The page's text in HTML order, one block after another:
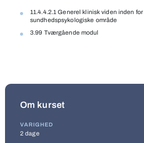
11.4.4.2.1 Generel klinisk viden inden
sundhedspsykologiske område
3.99 Tværgående modul
Om kurset
VARIGHED
2 dage